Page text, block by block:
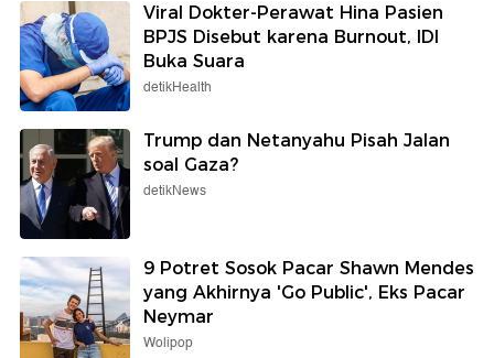
Viral Dokter-Perawat Hina Pasien
BPJS Disebut karena Burnout, IDI
Buka Suara
detikHealth
Trump dan Netanyahu Pisah Jalan
soal Gaza?
detikNews
9 Potret Sosok Pacar Shawn Mendes
yang Akhirnya 'Go Public', Eks Pacar
Neymar
Wolipop